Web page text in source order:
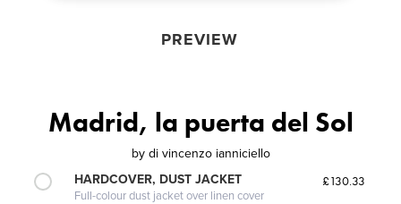
PREVIEW
Madrid, la puerta del Sol
by di vincenzo ianniciello
HARDCOVER, DUST JACKET
Full-colour dust jacket over linen cover
£130.33